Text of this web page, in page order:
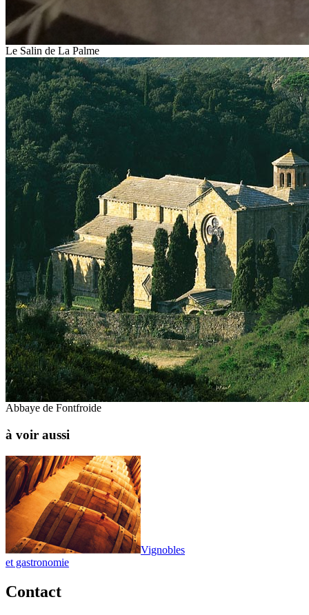
Le Salin de La Palme
Abbaye de Fontfroide
à voir aussi
Vignobles
et gastronomie
Contact